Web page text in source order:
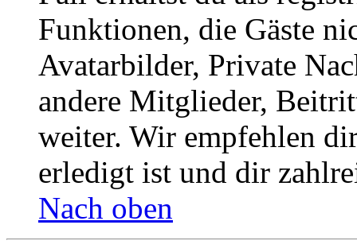
Funktionen, die Gäste
Avatarbilder, Private
andere Mitglieder,
weiter. Wir empfehlen
erledigt ist und dir
Nach oben